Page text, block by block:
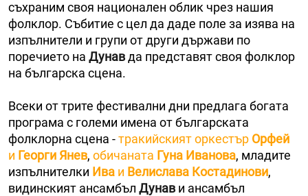
съхраним своя национален облик чрез нашия
фолклор. Събитие с цел да даде поле за изява на
изпълнители и групи от други държави по
поречието на Дунавда представят своя фолклор
на българска сцена.
Всеки от трите фестивални дни предлага богата
програма с големи имена от българската
фолклорна сцена -тракийският оркестър Орфей
и Георги Янев, обичаната Гуна Иванова, младите
изпълнителки Ива и Велислава Костадинови,
видинският ансамбъл Дунав и ансамбъл